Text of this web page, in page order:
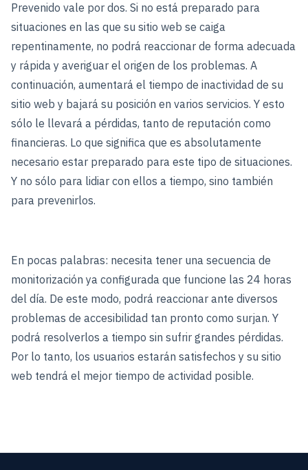
Prevenido vale por dos. Si no está preparado para
situaciones en las que su sitio web se caiga
repentinamente, no podrá reaccionar de forma adecuada
y rápida y averiguar el origen de los problemas. A
continuación, aumentará el tiempo de inactividad de su
sitio web y bajará su posición en varios servicios. Y esto
sólo le llevará a pérdidas, tanto de reputación como
financieras. Lo que significa que es absolutamente
necesario estar preparado para este tipo de situaciones.
Y no sólo para lidiar con ellos a tiempo, sino también
para prevenirlos.
En pocas palabras: necesita tener una secuencia de
monitorización ya configurada que funcione las 24 horas
del día. De este modo, podrá reaccionar ante diversos
problemas de accesibilidad tan pronto como surjan. Y
podrá resolverlos a tiempo sin sufrir grandes pérdidas.
Por lo tanto, los usuarios estarán satisfechos y su sitio
web tendrá el mejor tiempo de actividad posible.